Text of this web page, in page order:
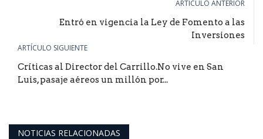
ARTÍCULO ANTERIOR
Entró en vigencia la Ley de Fomento a las
Inversiones
ARTÍCULO SIGUIENTE
Críticas al Director del Carrillo.No vive en San
Luis, pasaje aéreos un millón por...
NOTICIAS RELACIONADAS